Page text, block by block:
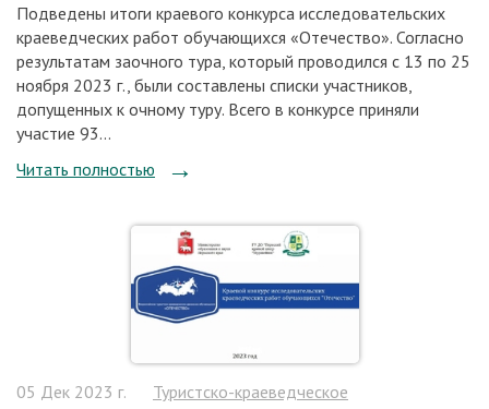
Подведены итоги краевого конкурса исследовательских
краеведческих работ обучающихся «Отечество». Согласно
результатам заочного тура, который проводился с 13 по 25
ноября 2023 г., были составлены списки участников,
допущенных к очному туру. Всего в конкурсе приняли
участие 93...
Читать полностью
05 Дек 2023 г.
Туристско-краеведческое